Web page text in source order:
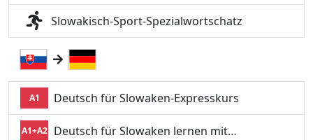
Slowakisch-Sport-Spezialwortschatz
A1 Deutsch für Slowaken-Expresskurs
A1+A2 Deutsch für Slowaken lernen mit…